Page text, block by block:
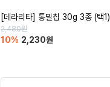
[데라리타] 통밀칩 30g 3종 (택1)
2,480원
10% 2,230원